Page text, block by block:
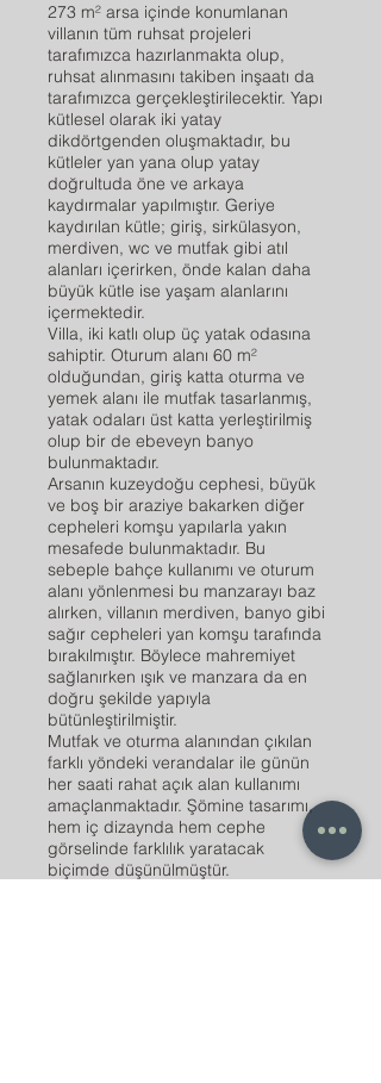
273 m² arsa içinde konumlanan
villanın tüm ruhsat projeleri
tarafımızca hazırlanmakta olup,
ruhsat alınmasını takiben inşaatı da
tarafımızca gerçekleştirilecektir. Yapı
kütlesel olarak iki yatay
dikdörtgenden oluşmaktadır, bu
kütleler yan yana olup yatay
doğrultuda öne ve arkaya
kaydırmalar yapılmıştır. Geriye
kaydırılan kütle; giriş, sirkülasyon,
merdiven, wc ve mutfak gibi atıl
alanları içerirken, önde kalan daha
büyük kütle ise yaşam alanlarını
içermektedir.
Villa, iki katlı olup üç yatak odasına
sahiptir. Oturum alanı 60 m²
olduğundan, giriş katta oturma ve
yemek alanı ile mutfak tasarlanmış,
yatak odaları üst katta yerleştirilmiş
olup bir de ebeveyn banyo
bulunmaktadır.
Arsanın kuzeydoğu cephesi, büyük
ve boş bir araziye bakarken diğer
cepheleri komşu yapılarla yakın
mesafede bulunmaktadır. Bu
sebeple bahçe kullanımı ve oturum
alanı yönlenmesi bu manzarayı baz
alırken, villanın merdiven, banyo gibi
sağır cepheleri yan komşu tarafında
bırakılmıştır. Böylece mahremiyet
sağlanırken ışık ve manzara da en
doğru şekilde yapıyla
bütünleştirilmiştir.
Mutfak ve oturma alanından çıkılan
farklı yöndeki verandalar ile günün
her saati rahat açık alan kullanımı
amaçlanmaktadır. Şömine tasarımı,
hem iç dizaynda hem cephe
görselinde farklılık yaratacak
biçimde düşünülmüştür.